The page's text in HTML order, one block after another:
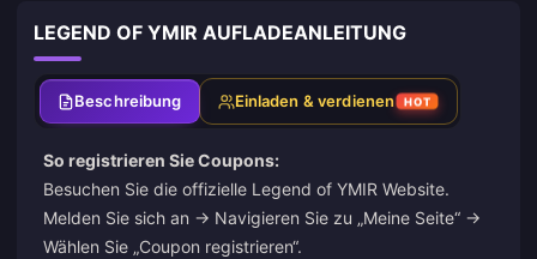
LEGEND OF YMIR AUFLADEANLEITUNG
Beschreibung Einladen & verdienen HOT
So registrieren Sie Coupons:
Besuchen Sie die offizielle Legend of YMIR Website.
Melden Sie sich an → Navigieren Sie zu „Meine Seite“ →
Wählen Sie „Coupon registrieren“.